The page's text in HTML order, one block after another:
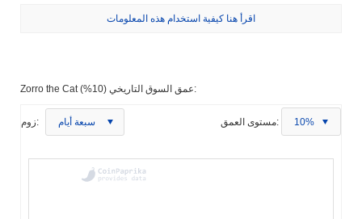
اقرأ هنا كيفية استخدام هذه المعلومات
Zorro the Cat عمق السوق التاريخي (10%):
زوم: سبعة أيام مستوى العمق: 10%